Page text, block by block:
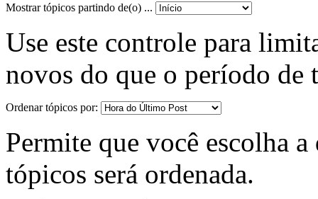
Mostrar tópicos partindo de(o) ...
Use este controle para
novos do que o período de
Ordenar tópicos por:
Permite que você escolha
tópicos será ordenada.